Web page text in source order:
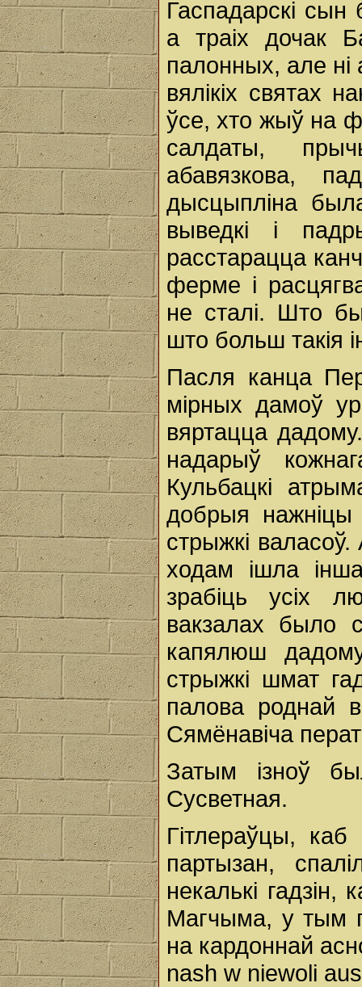
Гаспадарскі
а траіх дочак
палонных, але ні
вялікіх святах
ўсе, хто жыў на
салдаты,
абавязкова,
дысцыпліна
выведкі і
расстарацца
ферме і
не сталі. Што
што больш такія
Пасля канца
мірных дамоў
вяртацца
надарыў
Кульбацкі
добрыя
стрыжкі
ходам ішла
зрабіць усіх
вакзалах было
капялюш
стрыжкі шмат
палова роднай
Сямёнавіча
Затым ізноў
Сусветная.
Гітлераўцы,
партызан,
некалькі гадзін,
Магчыма, у тым
на кардоннай
nash w niewoli